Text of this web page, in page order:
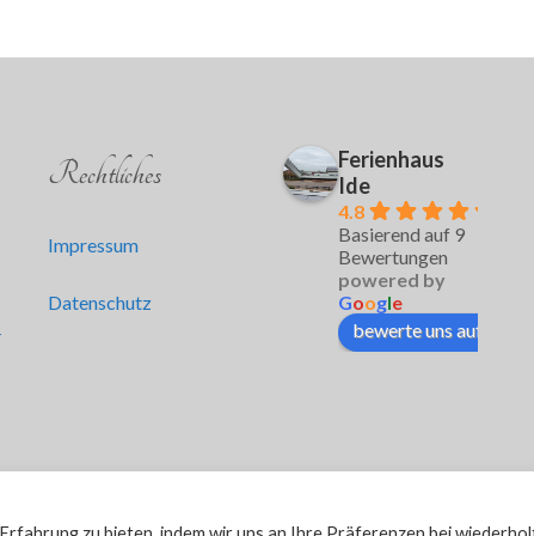
Rechtliches
Impressum
Datenschutz
Ferienhaus
Ide
4.8
Basierend auf 9
Bewertungen
powered by
Google
bewerte uns auf